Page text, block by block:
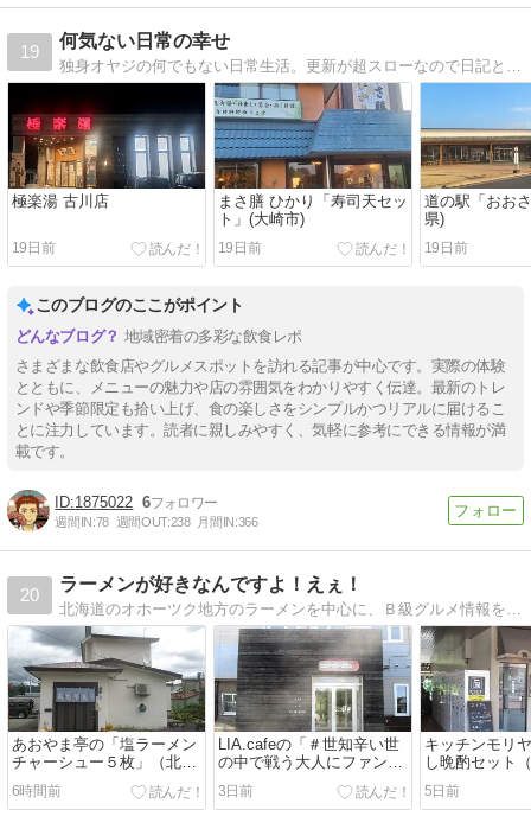
19
何気ない日常の幸せ
独身オヤジの何でもない日常生活。更新が超スローなので日記と言うより記録化してます(^_^;)
極楽湯 古川店
19日前
まさ膳 ひかり「寿司天セッ
ト」(大崎市)
19日前
道の駅「おお
県)
19日前
このブログのここがポイント
地域密着の多彩な飲食レポ
さまざまな飲食店やグルメスポットを訪れる記事が中心です。実際の体験
とともに、メニューの魅力や店の雰囲気をわかりやすく伝達。最新のトレ
ンドや季節限定も拾い上げ、食の楽しさをシンプルかつリアルに届けるこ
とに注力しています。読者に親しみやすく、気軽に参考にできる情報が満
載です。
1875022 6
週間IN:78 週間OUT:238 月間IN:366
20
ラーメンが好きなんですよ！えぇ！
北海道のオホーツク地方のラーメンを中心に、Ｂ級グルメ情報をお届けします。たま〜に犬の写真もアップしていく、そんな気まぐれブログです。
あおやま亭の「塩ラーメン
チャーシュー５枚」（北見
市）
6時間前
LIA.cafeの「＃世知辛い世
の中で戦う大人にファンタ
ジーを」と「アイスコーヒ
ー」（網走市）
3日前
キッチンモリ
し晩酌セット
き）」（網走
5日前